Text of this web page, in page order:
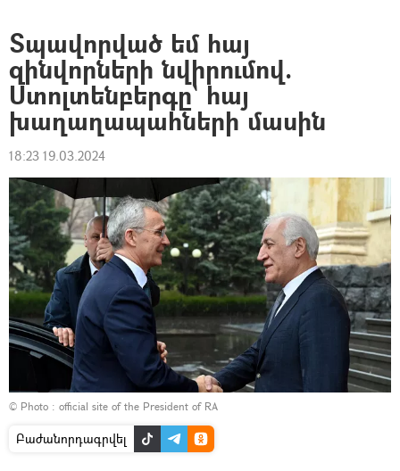
Տպավորված եմ հայ
զինվորների նվիրումով.
Ստոլտենբերգը` հայ
խաղաղապահների մասին
18:23 19.03.2024
© Photo : official site of the President of RA
Բաժանորդագրվել